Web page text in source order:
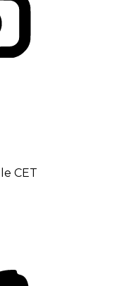
CET